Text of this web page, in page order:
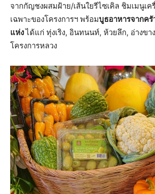
จากกัญชงผสมฝ้าย/เส้นใยรีไซเคิล ชิมเมนูเค
เฉพาะของโครงการฯ พร้อมบูธอาหารจากครั
แห่งได้แก่ ทุ่งเริง, อินทนนท์, ห้วยลึก, อ่างข
โครงการหลวง